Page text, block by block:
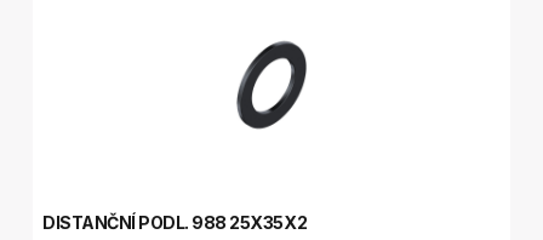
DISTANČNÍ PODL. 988 25X35X2